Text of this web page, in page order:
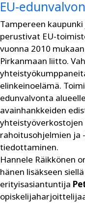
EU-
Tampereen
perustivat EU-
vuonna 2010
Pirkanmaan liitto.
elinkeinoelämä.
edunvalvonta
avainhankkeiden
yhteistyöverkostojen
rahoitusohjelmien ja
tiedottaminen.
Hannele Räikkönen
hänen lisäkseen
erityisasiantuntija